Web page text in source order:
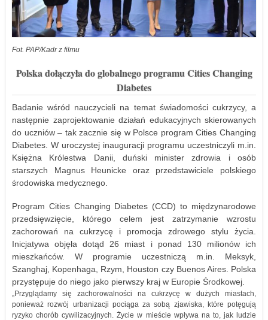
Fot. PAP/Kadr z filmu
Polska dołączyła do globalnego programu Cities Changing
Diabetes
Badanie wśród nauczycieli na temat świadomości cukrzycy, a
następnie zaprojektowanie działań edukacyjnych skierowanych
do uczniów – tak zacznie się w Polsce program Cities Changing
Diabetes. W uroczystej inauguracji programu uczestniczyli m.in.
Księżna Królestwa Danii, duński minister zdrowia i osób
starszych Magnus Heunicke oraz przedstawiciele polskiego
środowiska medycznego.
Program Cities Changing Diabetes (CCD) to międzynarodowe
przedsięwzięcie, którego celem jest zatrzymanie wzrostu
zachorowań na cukrzycę i promocja zdrowego stylu życia.
Inicjatywa objęła dotąd 26 miast i ponad 130 milionów ich
mieszkańców. W programie uczestniczą m.in. Meksyk,
Szanghaj, Kopenhaga, Rzym, Houston czy Buenos Aires. Polska
przystępuje do niego jako pierwszy kraj w Europie Środkowej.
„Przyglądamy się zachorowalności na cukrzycę w dużych miastach,
ponieważ rozwój urbanizacji pociąga za sobą zjawiska, które potęgują
ryzyko chorób cywilizacyjnych. Życie w mieście wpływa na to, jak ludzie